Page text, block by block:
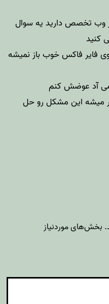
وب تخصص دارید یه سوال
کنید
فایر فاکس خوب باز نمیشه
آد عوضش کنم
میشه این مشکل رو حل
بخش‌های موردنیاز